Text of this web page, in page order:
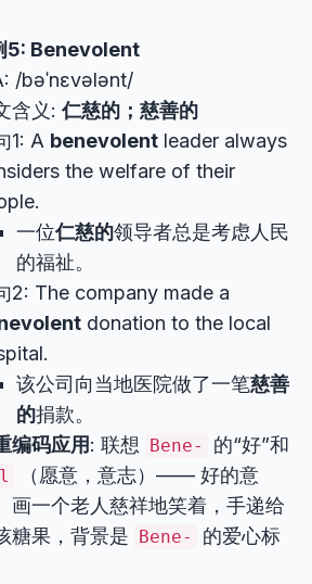
5: Benevolent
/bəˈnɛvələnt/
含义:仁慈的；慈善的
1: A benevolent leader always
the welfare of their
一位仁慈的领导者总是考虑人民
的福祉。
2: The company made a
donation to the local
该公司向当地医院做了一笔慈善
的捐款。
编码应用: 联想 Bene- 的“好”和
（愿意，意志）—— 好的意
画一个老人慈祥地笑着，手递给
糖果，背景是 Bene-
的爱心标